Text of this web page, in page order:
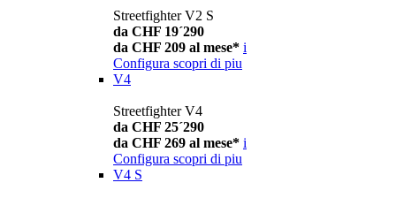
Streetfighter V2 S
da CHF 19´290
da CHF 209 al mese* i
Configura scopri di piu
V4
Streetfighter V4
da CHF 25´290
da CHF 269 al mese* i
Configura scopri di piu
V4 S